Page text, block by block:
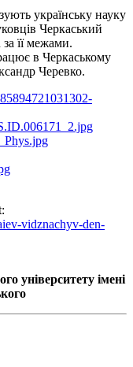
українську науку
Черкаський
її межами.
в Черкаському
Черевко.
vidznachyv-den-
університету імені